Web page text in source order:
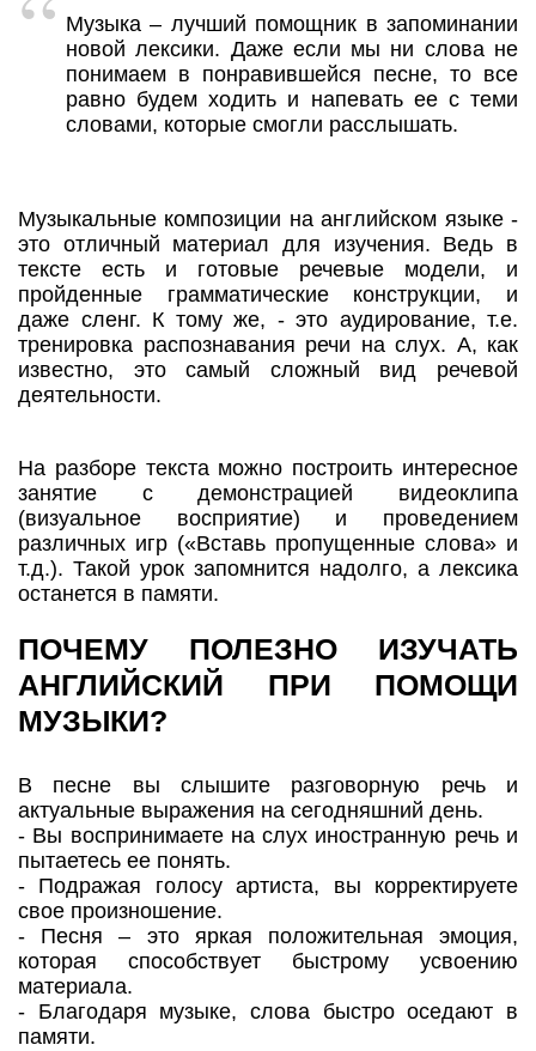
Музыка – лучший помощник в запоминании
новой лексики. Даже если мы ни слова не
понимаем в понравившейся песне, то все
равно будем ходить и напевать ее с теми
словами, которые смогли расслышать.
Музыкальные композиции на английском языке -
это отличный материал для изучения. Ведь в
тексте есть и готовые речевые модели, и
пройденные грамматические конструкции, и
даже сленг. К тому же, - это аудирование, т.е.
тренировка распознавания речи на слух. А, как
известно, это самый сложный вид речевой
деятельности.
На разборе текста можно построить интересное
занятие с демонстрацией видеоклипа
(визуальное восприятие) и проведением
различных игр («Вставь пропущенные слова» и
т.д.). Такой урок запомнится надолго, а лексика
останется в памяти.
ПОЧЕМУ ПОЛЕЗНО ИЗУЧАТЬ
АНГЛИЙСКИЙ ПРИ ПОМОЩИ
МУЗЫКИ?
В песне вы слышите разговорную речь и
актуальные выражения на сегодняшний день.
- Вы воспринимаете на слух иностранную речь и
пытаетесь ее понять.
- Подражая голосу артиста, вы корректируете
свое произношение.
- Песня – это яркая положительная эмоция,
которая способствует быстрому усвоению
материала.
- Благодаря музыке, слова быстро оседают в
памяти.